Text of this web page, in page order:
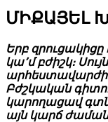
ՄԻՔԱՅԵԼ
Երբ
կա՚մ բժիշկ։
արհեստավարժի
Բժշկական
կարողացավ
այն կարճ